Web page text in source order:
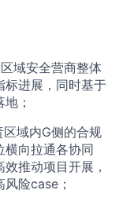
域安全营商整体
标进展，同时基于
；
域内G侧的合规
横向拉通各协同
推动项目开展，
险case；